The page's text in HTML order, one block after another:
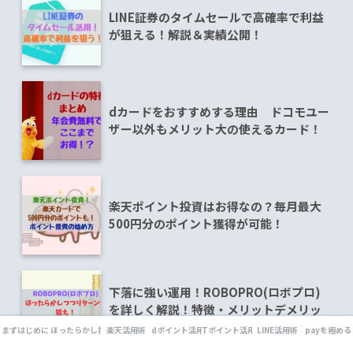
LINE証券のタイムセールで高確率で利益
が狙える！解説＆実績公開！
dカードをおすすめする理由 ドコモユー
ザー以外もメリット大の使えるカード！
楽天ポイント投資はお得なの？毎月最大
500円分のポイント獲得が可能！
下落に強い運用！ROBOPRO(ロボプロ)
を詳しく解説！特徴・メリットデメリッ
ト・ハイリターンも目指せる！
まずはじめに ほったらかし投資楽天活用術 dポイント活用術Tポイント活用術LINE活用術 payを極める